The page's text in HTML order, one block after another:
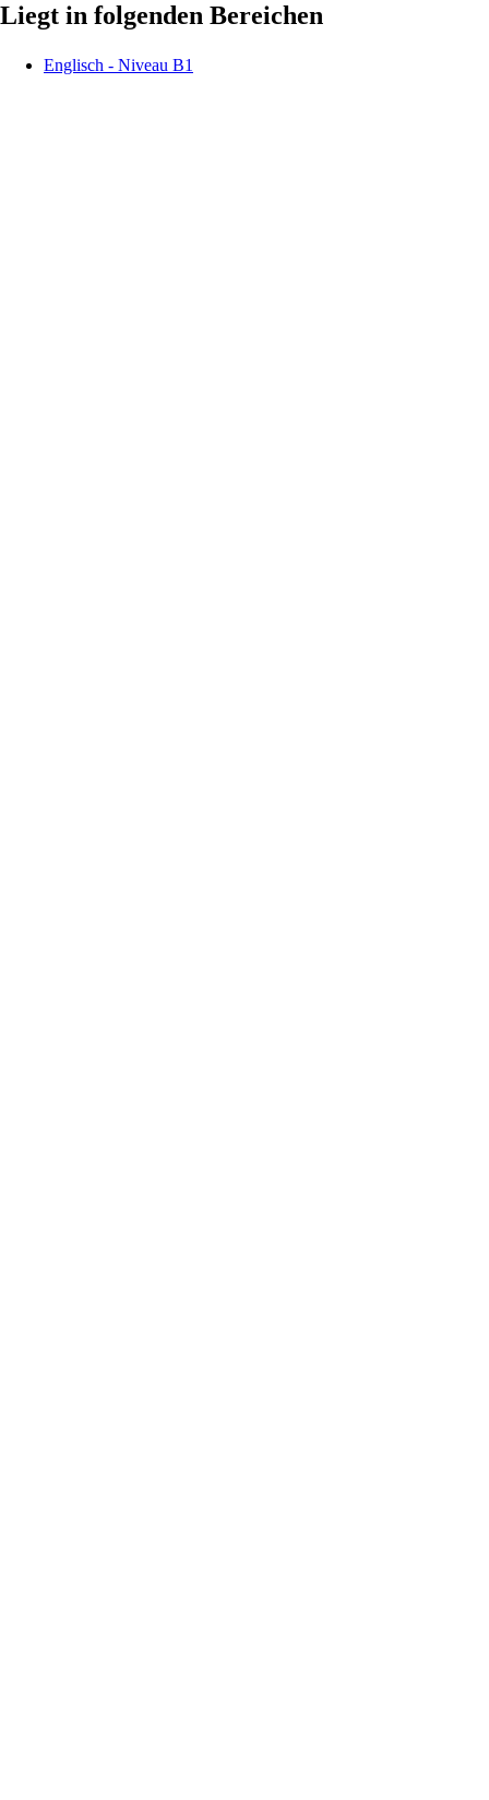
Liegt in folgenden Bereichen
Englisch - Niveau B1